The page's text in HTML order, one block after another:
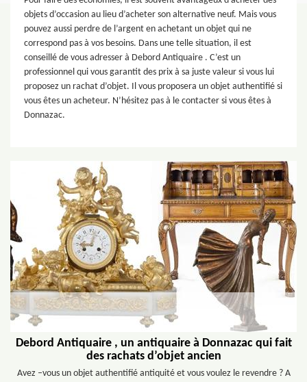
objets d’occasion au lieu d’acheter son alternative neuf. Mais vous
pouvez aussi perdre de l’argent en achetant un objet qui ne
correspond pas à vos besoins. Dans une telle situation, il est
conseillé de vous adresser à Debord Antiquaire . C’est un
professionnel qui vous garantit des prix à sa juste valeur si vous lui
proposez un rachat d’objet. Il vous proposera un objet authentifié si
vous êtes un acheteur. N’hésitez pas à le contacter si vous êtes à
Donnazac.
Debord Antiquaire , un antiquaire à Donnazac qui fait
des rachats d’objet ancien
Avez –vous un objet authentifié antiquité et vous voulez le revendre ? A